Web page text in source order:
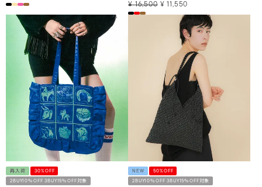
¥ 16,500 ¥ 11,550
再入荷 30%OFF
2BUY10％OFF 3BUY15％OFF対象
NEW 50%OFF
2BUY10％OFF 3BUY15％OFF対象